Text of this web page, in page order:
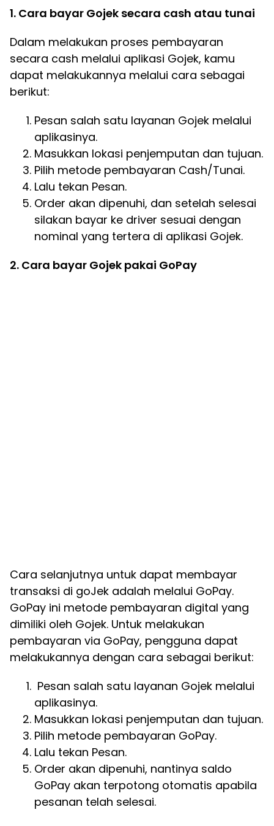
1. Cara bayar Gojek secara cash atau tunai
Dalam melakukan proses pembayaran
secara cash melalui aplikasi Gojek, kamu
dapat melakukannya melalui cara sebagai
berikut:
Pesan salah satu layanan Gojek melalui
aplikasinya.
Masukkan lokasi penjemputan dan tujuan.
Pilih metode pembayaran Cash/Tunai.
Lalu tekan Pesan.
Order akan dipenuhi, dan setelah selesai
silakan bayar ke driver sesuai dengan
nominal yang tertera di aplikasi Gojek.
2. Cara bayar Gojek pakai GoPay
Cara selanjutnya untuk dapat membayar
transaksi di goJek adalah melalui GoPay.
GoPay ini metode pembayaran digital yang
dimiliki oleh Gojek. Untuk melakukan
pembayaran via GoPay, pengguna dapat
melakukannya dengan cara sebagai berikut:
Pesan salah satu layanan Gojek melalui
aplikasinya.
Masukkan lokasi penjemputan dan tujuan.
Pilih metode pembayaran GoPay.
Lalu tekan Pesan.
Order akan dipenuhi, nantinya saldo
GoPay akan terpotong otomatis apabila
pesanan telah selesai.